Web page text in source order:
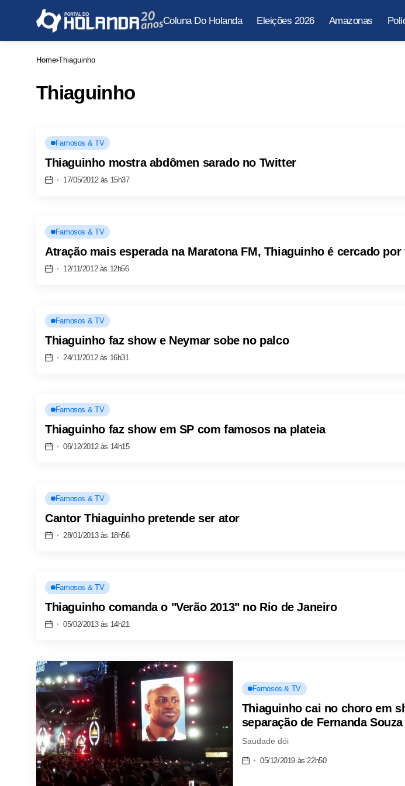
Coluna Do Holanda Eleições 2026 Amazonas
Home Thiaguinho
Thiaguinho
Famosos & TV
Thiaguinho mostra abdômen sarado no Twitter
17/05/2012 às 15h37
Famosos & TV
Atração mais esperada na Maratona FM, Thiaguinho é cercado por
12/11/2012 às 12h56
Famosos & TV
Thiaguinho faz show e Neymar sobe no palco
24/11/2012 às 16h31
Famosos & TV
Thiaguinho faz show em SP com famosos na plateia
06/12/2012 às 14h15
Famosos & TV
Cantor Thiaguinho pretende ser ator
28/01/2013 às 18h56
Famosos & TV
Thiaguinho comanda o "Verão 2013" no Rio de Janeiro
05/02/2013 às 14h21
Famosos & TV
Thiaguinho cai no choro em
separação de Fernanda Souza
Saudade dói
05/12/2019 às 22h50